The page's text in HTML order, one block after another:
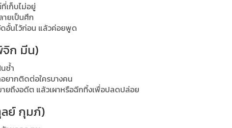
เก็บไม่อยู่
ายเป็นศึก
อั้นไว้ก่อน แล้วค่อยพูด
ก มีน)
ซ้ำ
ยากติดต่อใครบางคน
ยถึงอดีต แล้วเผาหรือฉีกทิ้งเพื่อปลดปล่อย
ย์ กุมภ์)